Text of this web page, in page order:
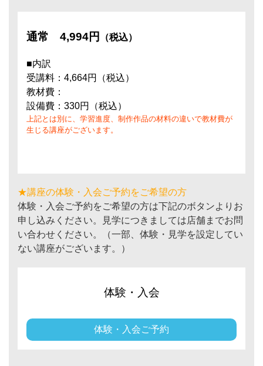
通常 4,994円 （税込）
■内訳
受講料：4,664円（税込）
教材費：
設備費：330円（税込）
上記とは別に、学習進度、制作作品の材料の違いで教材費が
生じる講座がございます。
★講座の体験・入会ご予約をご希望の方
体験・入会ご予約をご希望の方は下記のボタンよりお
申し込みください。見学につきましては店舗までお問
い合わせください。（一部、体験・見学を設定してい
ない講座がございます。）
体験・入会
体験・入会ご予約